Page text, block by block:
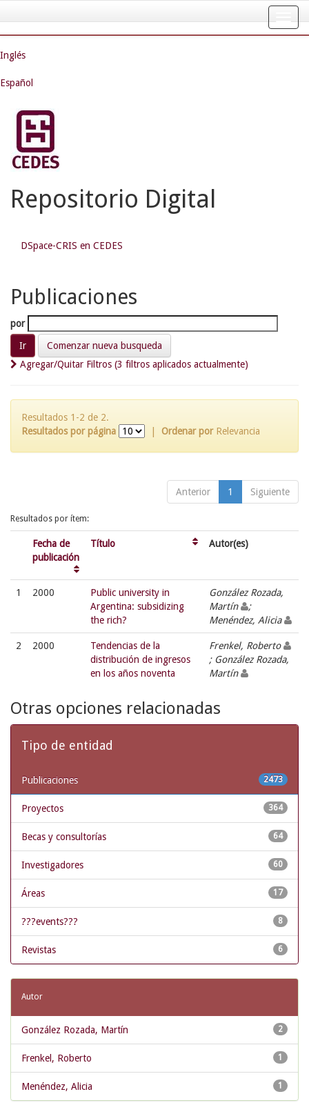
navigation
Inglés
Español
Repositorio Digital
DSpace-CRIS en CEDES
Publicaciones
por
Comenzar nueva busqueda
Agregar/Quitar Filtros (3 filtros aplicados actualmente)
Resultados 1-2 de 2.
Resultados por página
Ordenar por Relevancia
Anterior 1 Siguiente
Resultados por ítem:
Fecha de
publicación
Título Autor(es)
1 2000
Public university in
Argentina: subsidizing
the rich?
González Rozada,
Martín
;
Menéndez, Alicia
2 2000
Tendencias de la
distribución de ingresos
en los años noventa
Frenkel, Roberto
; González Rozada,
Martín
Otras opciones relacionadas
Tipo de entidad
2473
Publicaciones
364
Proyectos
64
Becas y consultorías
60
Investigadores
17
Áreas
8
???events???
6
Revistas
Autor
2
González Rozada, Martín
1
Frenkel, Roberto
1
Menéndez, Alicia